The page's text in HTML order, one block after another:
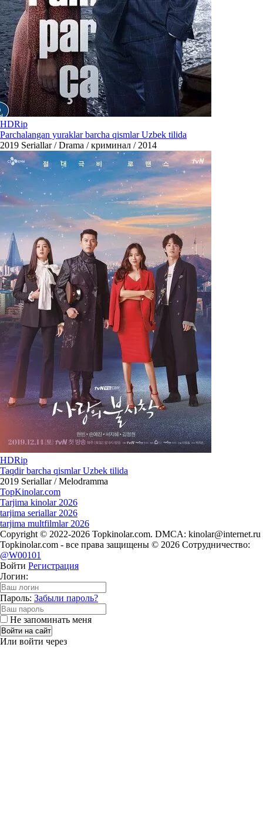
HDRip
Parchalangan yuraklar barcha qismlar Uzbek tilida
2019 Seriallar / Drama / криминал / 2014
HDRip
Taqdir barcha qismlar Uzbek tilida
2019 Seriallar / Melodramma
TopKinolar.com
Tarjima kinolar 2026
tarjima seriallar 2026
tarjima multfilmlar 2026
Copyright © 2022-2026 Topkinolar.com. DMCA: kinolar@internet.ru
Topkinolar.com - все права защищены © 2026 Сотрудничество:
@W00101
Войти Регистрация
Логин:
Пароль: Забыли пароль?
Не запоминать меня
Войти на сайт
Или войти через